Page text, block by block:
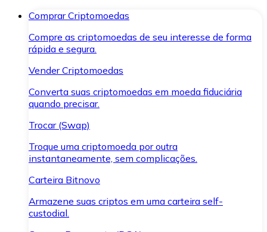
Comprar Criptomoedas
Compre as criptomoedas de seu interesse de forma
rápida e segura.
Vender Criptomoedas
Converta suas criptomoedas em moeda fiduciária
quando precisar.
Trocar (Swap)
Troque uma criptomoeda por outra
instantaneamente, sem complicações.
Carteira Bitnovo
Armazene suas criptos em uma carteira self-
custodial.